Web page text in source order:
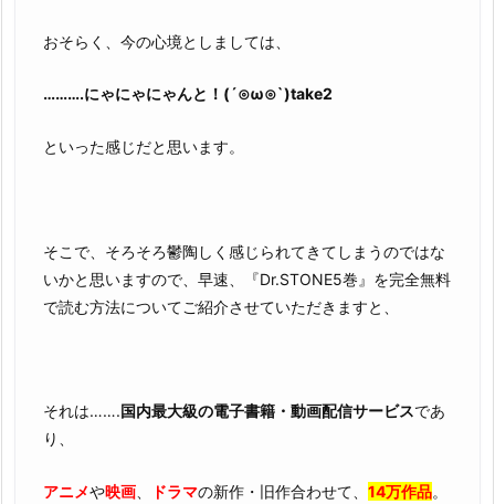
おそらく、今の心境としましては、
……….にゃにゃにゃんと！(´⊙ω⊙`)take2
といった感じだと思います。
そこで、そろそろ鬱陶しく感じられてきてしまうのではな
いかと思いますので、早速、『Dr.STONE5巻』を完全無料
で読む方法についてご紹介させていただきますと、
それは…….国内最大級の電子書籍・動画配信サービスであ
り、
アニメや映画 ドラマの新作・旧作合わせて、 14万作品。